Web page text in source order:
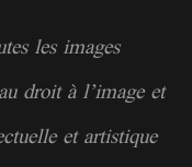
les images
droit à l’image et
et artistique